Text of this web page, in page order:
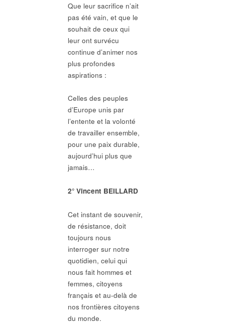
Que leur sacrifice n’ait
pas été vain, et que le
souhait de ceux qui
leur ont survécu
continue d’animer nos
plus profondes
aspirations :
Celles des peuples
d’Europe unis par
l’entente et la volonté
de travailler ensemble,
pour une paix durable,
aujourd’hui plus que
jamais…
2° Vincent BEILLARD
Cet instant de souvenir,
de résistance, doit
toujours nous
interroger sur notre
quotidien, celui qui
nous fait hommes et
femmes, citoyens
français et au-delà de
nos frontières citoyens
du monde.